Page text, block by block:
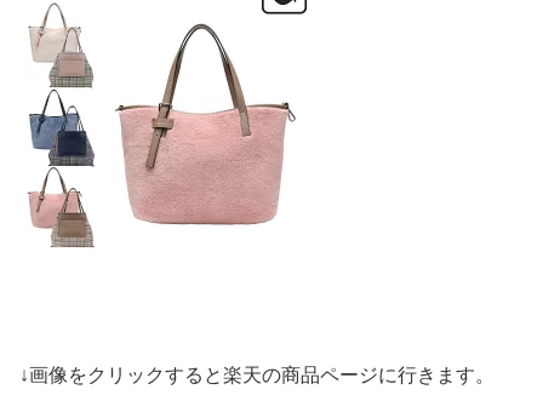
↓画像をクリックすると楽天の商品ページに行きます。